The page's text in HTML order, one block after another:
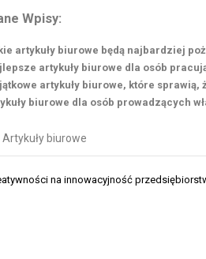
Wpisy:
artykuły biurowe będą najbardziej
artykuły biurowe dla osób
artykuły biurowe, które
biurowe dla osób prowadzących
Artykuły biurowe
na innowacyjność